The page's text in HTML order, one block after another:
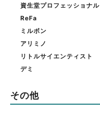
資生堂プロフェッショナル
ReFa
ミルボン
アリミノ
リトルサイエンティスト
デミ
その他